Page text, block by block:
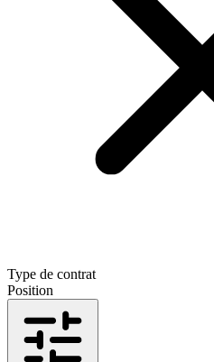
Type de contrat
Position